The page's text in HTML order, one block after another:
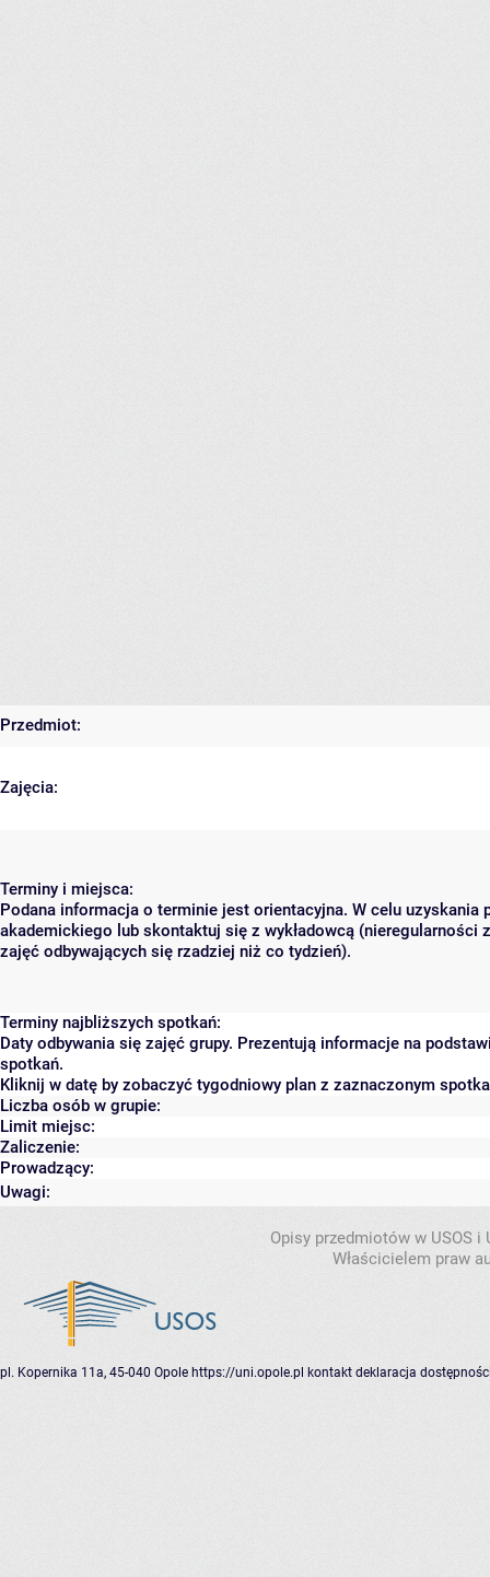
Przedmiot:
Zajęcia:
Terminy i miejsca:
Podana informacja o terminie jest orientacyjna. W celu
akademickiego lub skontaktuj się z wykładowcą (nieregularności
zajęć odbywających się rzadziej niż co tydzień).
Terminy najbliższych spotkań:
Daty odbywania się zajęć grupy. Prezentują informacje na
spotkań.
Kliknij w datę by zobaczyć tygodniowy plan z zaznaczonym
Liczba osób w grupie:
Limit miejsc:
Zaliczenie:
Prowadzący:
Uwagi:
Opisy przedmiotów w USOS
Właścicielem praw
pl. Kopernika 11a, 45-040 Opole https://uni.opole.pl kontakt deklaracja